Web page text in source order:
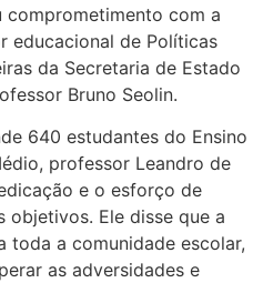
com a
educacional de Políticas
da Secretaria de Estado
Bruno Seolin.
640 estudantes do Ensino
professor Leandro de
e o esforço de
objetivos. Ele disse que a
toda a comunidade escolar,
as adversidades e